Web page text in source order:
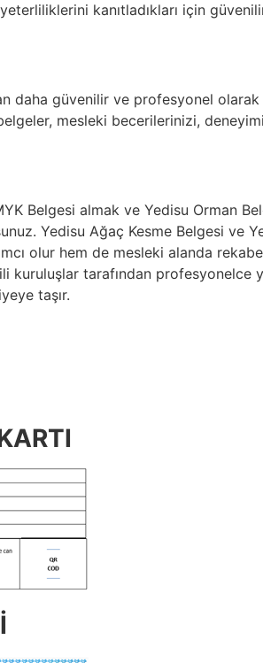
kanıtladıkları için
güvenilir ve profesyonel olarak
mesleki becerilerinizi,
Belgesi almak ve Yedisu Orman
Yedisu Ağaç Kesme Belgesi ve
olur hem de mesleki alanda
kuruluşlar tarafından profesyonelce
taşır.